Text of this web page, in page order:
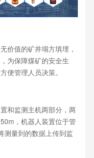
值的矿井塌方填埋，
为保障煤矿的安全生
便管理人员决策。
和监测主机两部分，两
，机器人装置位于管
测量到的数据上传到监